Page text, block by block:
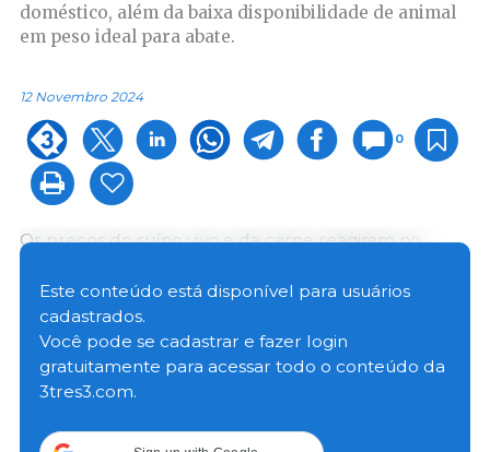
doméstico, além da baixa disponibilidade de animal
em peso ideal para abate.
12 Novembro 2024
0
Os preços do suíno vivo e da carne reagiram no
a avançar pelo sexto mês consecutivo. O impulso
veio sobretudo do ritmo recorde das exportações
brasileiras de proteína suína e da procura aquecida
também por parte do mercado doméstico, além da
baixa disponibilidade de animal em peso ideal para
Este conteúdo está disponível para usuários
cadastrados.
Você pode se cadastrar e fazer login
gratuitamente para acessar todo o conteúdo da
3tres3.com.